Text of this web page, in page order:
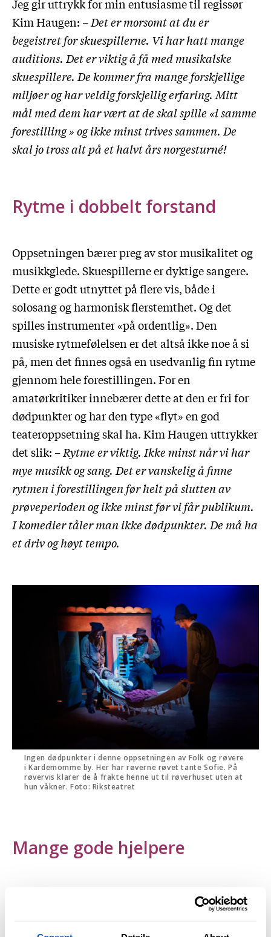
Jeg gir uttrykk for min entusiasme til regissør
Kim Haugen: – Det er morsomt at du er
begeistret for skuespillerne. Vi har hatt mange
auditions. Det er viktig å få med musikalske
skuespillere. De kommer fra mange forskjellige
miljøer og har veldig forskjellig erfaring. Mitt
mål med dem har vært at de skal spille «i samme
forestilling » og ikke minst trives sammen. De
skal jo tross alt på et halvt års norgesturné!
Rytme i dobbelt forstand
Oppsetningen bærer preg av stor musikalitet og
musikkglede. Skuespillerne er dyktige sangere.
Dette er godt utnyttet på flere vis, både i
solosang og harmonisk flerstemthet. Og det
spilles instrumenter «på ordentlig». Den
musiske rytmefølelsen er det altså ikke noe å si
på, men det finnes også en usedvanlig fin rytme
gjennom hele forestillingen. For en
amatørkritiker innebærer dette at den er fri for
dødpunkter og har den type «flyt» en god
teateroppsetning skal ha. Kim Haugen uttrykker
det slik: – Rytme er viktig. Ikke minst når vi har
mye musikk og sang. Det er vanskelig å finne
rytmen i forestillingen før helt på slutten av
prøveperioden og ikke minst før vi får publikum.
I komedier tåler man ikke dødpunkter. De må ha
et driv og høyt tempo.
Ingen dødpunkter i denne oppsetningen av Folk og røvere
i Kardemomme by. Her har røverne røvet tante Sofie. På
røvervis klarer de å frakte henne ut til røverhuset uten at
hun våkner. Foto: Riksteatret
Mange gode hjelpere
Når man ser et teaterstykke er det vanligvis bare
skuespillerne som synes. Og kanskje noen